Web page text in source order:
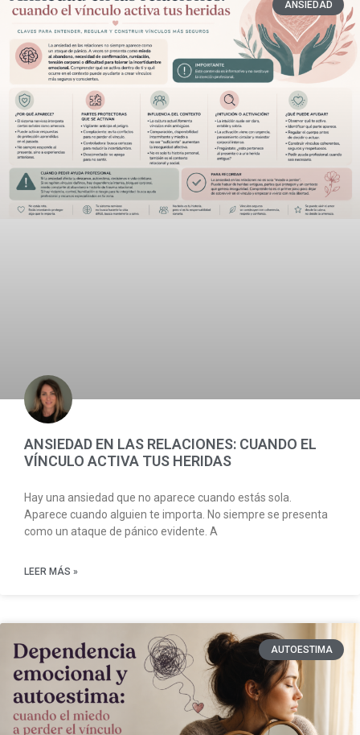
ANSIEDAD
ANSIEDAD EN LAS RELACIONES: CUANDO EL
VÍNCULO ACTIVA TUS HERIDAS
Hay una ansiedad que no aparece cuando estás sola.
Aparece cuando alguien te importa. No siempre se presenta
como un ataque de pánico evidente. A
LEER MÁS »
AUTOESTIMA